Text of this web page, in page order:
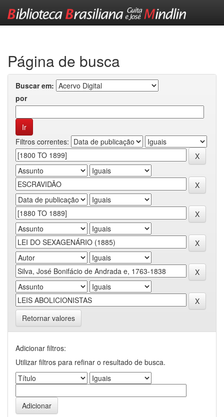
Página de busca
Buscar em:
por
Filtros correntes:
Retornar valores
Adicionar filtros:
Utilizar filtros para refinar o resultado de busca.